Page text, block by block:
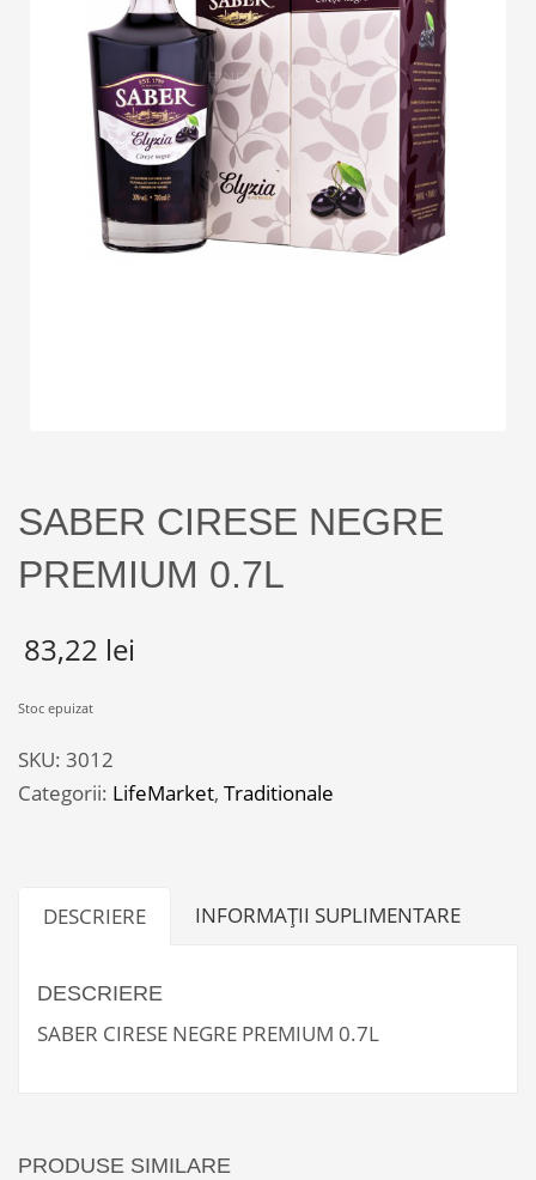
SABER CIRESE NEGRE
PREMIUM 0.7L
83,22 lei
Stoc epuizat
SKU: 3012
Categorii: LifeMarket, Traditionale
DESCRIERE INFORMAȚII SUPLIMENTARE
DESCRIERE
SABER CIRESE NEGRE PREMIUM 0.7L
PRODUSE SIMILARE